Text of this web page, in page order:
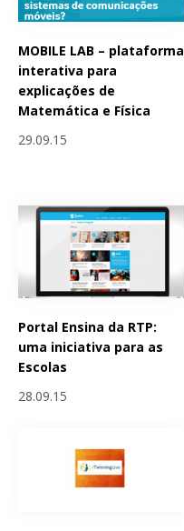
MOBILE LAB – plataforma
interativa para
explicações de
Matemática e Física
29.09.15
Portal Ensina da RTP:
uma iniciativa para as
Escolas
28.09.15